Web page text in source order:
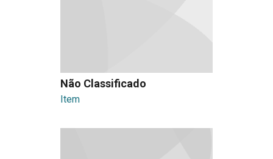
Não Classificado
Item